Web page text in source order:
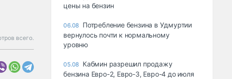
всего.
цены на бензин
06.08 Потребление бензина в Удмуртии
вернулось почти к нормальному
уровню
05.08 Кабмин разрешил продажу
бензина Евро-2, Евро-3, Евро-4 до июля